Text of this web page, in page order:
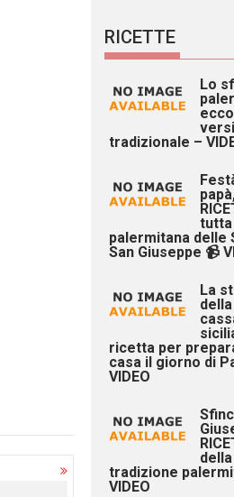
RICETTE
Lo
tradizionale –
tutta
palermitana delle
San Giuseppe 📹
La
della
ricetta per
casa il giorno di
VIDEO
della
tradizione
VIDEO